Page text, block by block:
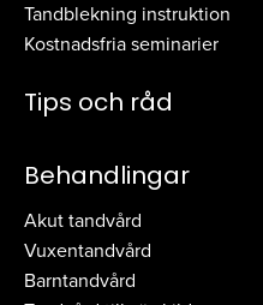
Tandblekning instruktion
Kostnadsfria seminarier
Tips och råd
Behandlingar
Akut tandvård
Vuxentandvård
Barntandvård